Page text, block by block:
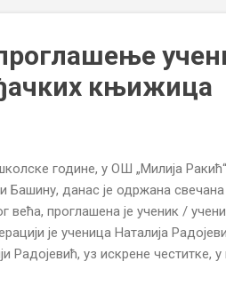
књижица
године, у ОШ „Милија
данас је одржана
већа, проглашена је ученик /
је ученица Наталија
Радојевић, уз искрене честитке,